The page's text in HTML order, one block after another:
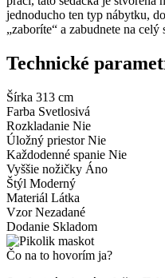
jednoducho ten typ nábytku,
„zaboríte“ a zabudnete na celý
Technické
Šírka 313 cm
Farba Svetlosivá
Rozkladanie Nie
Úložný priestor Nie
Každodenné spanie Nie
Vyššie nožičky Áno
Štýl Moderný
Materiál Látka
Vzor Nezadané
Dodanie Skladom
Čo na to hovorím ja?